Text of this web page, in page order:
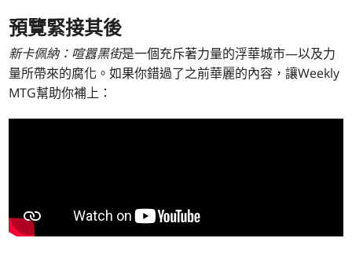
預覽緊接其後
新卡佩納：喧囂黑街是一個充斥著力量的浮華城市—以及力
量所帶來的腐化。如果你錯過了之前華麗的內容，讓Weekly
MTG幫助你補上：